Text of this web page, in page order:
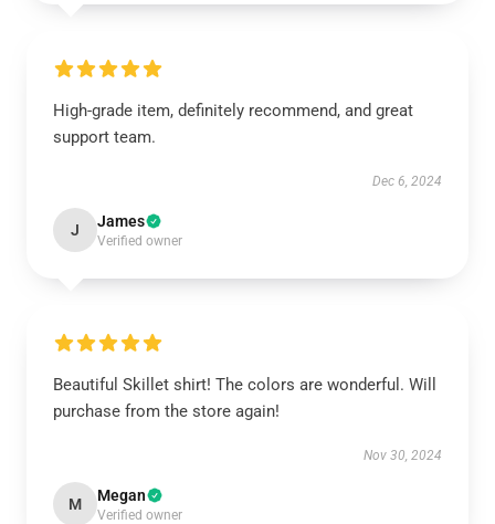
High-grade item, definitely recommend, and great
support team.
Dec 6, 2024
J James
Verified owner
Beautiful Skillet shirt! The colors are wonderful. Will
purchase from the store again!
Nov 30, 2024
M Megan
Verified owner